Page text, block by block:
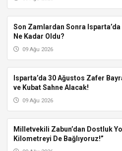
ISPARTA
Son Zamlardan Sonra Isparta’da
Ne Kadar Oldu?
09 Ağu 2026
ISPARTA
Isparta’da 30 Ağustos Zafer
ve Kubat Sahne Alacak!
09 Ağu 2026
ISPARTA
Milletvekili Zabun’dan Dostluk
Kilometreyi De Bağlıyoruz!”